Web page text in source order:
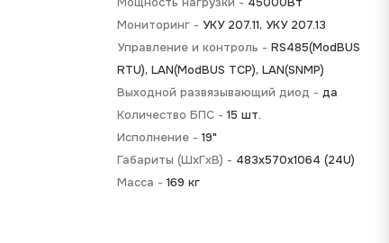
Мониторинг - УКУ 207.11, УКУ 207.13
Управление и контроль - RS485(ModBUS
RTU), LAN(ModBUS TCP), LAN(SNMP)
Выходной развязывающий диод - да
Количество БПС - 15 шт.
Исполнение - 19"
Габариты (ШхГхВ) - 483х570х1064 (24U)
Масса - 169 кг